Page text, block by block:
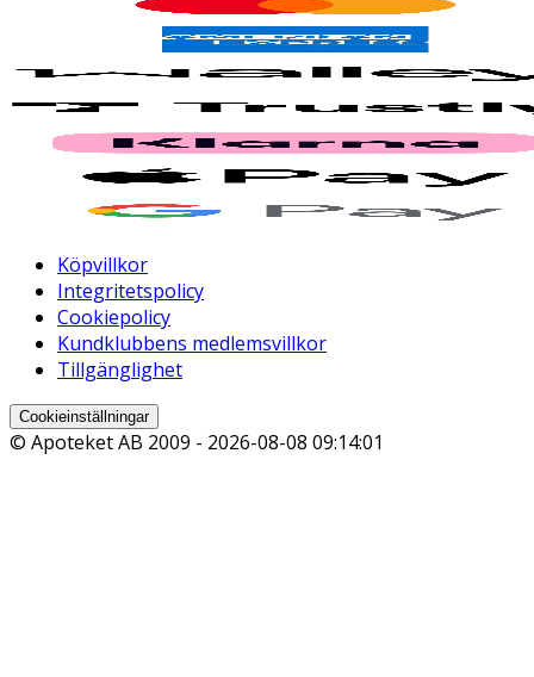
Köpvillkor
Integritetspolicy
Cookiepolicy
Kundklubbens medlemsvillkor
Tillgänglighet
Cookieinställningar
© Apoteket AB 2009 - 2026-08-08 09:14:01